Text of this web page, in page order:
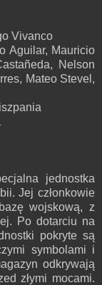
Vivanco
Aguilar, Mauricio
Nelson
Mateo Stevel,
jednostka
Jej członkowie
wojskową, z
Po dotarciu na
pokryte są
symbolami i
odkrywają
złymi mocami.